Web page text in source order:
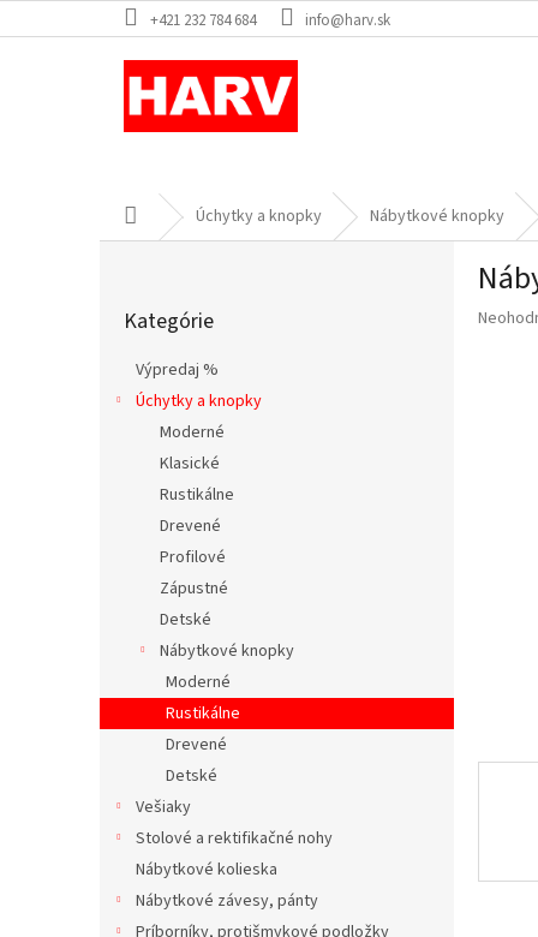
na
+421 232 784 684 info@harv.sk
DomovÚchytky a knopky Nábytkové knopky
kategórie
Kategórie
Výpredaj %
Úchytky a knopky
Moderné
Klasické
Rustikálne
Drevené
Profilové
Zápustné
Detské
Nábytkové knopky
Moderné
Rustikálne
Drevené
Detské
Vešiaky
Stolové a rektifikačné nohy
Nábytkové kolieska
Nábytkové závesy, pánty
Príborníky, protišmykové podložky